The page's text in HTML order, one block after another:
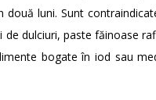
luni. Sunt
dulciuri, paste făinoase
bogate în iod sau